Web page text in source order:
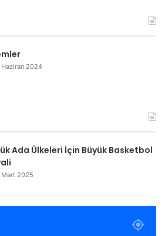
Haziran 2024
Ada Ülkeleri İçin Büyük Basketbol
Mart 2025